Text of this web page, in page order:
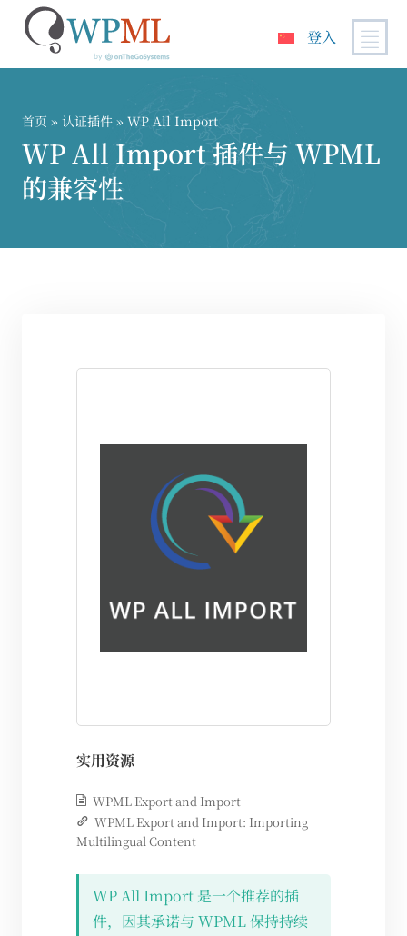
登入
首页 » 认证插件 » WP All Import
WP All Import 插件与 WPML
的兼容性
实用资源
WPML Export and Import
WPML Export and Import: Importing
Multilingual Content
WP All Import 是一个推荐的插
件，因其承诺与 WPML 保持持续